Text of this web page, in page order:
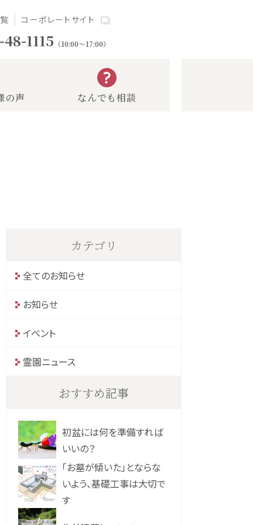
コーポレートサイト
1115 （10:00～17:00）
の声 なんでも相談
カテゴリ
全てのお知らせ
お知らせ
イベント
霊園ニュース
おすすめ記事
初盆には何を準備すれば
いいの？
「お墓が傾いた」とならな
いよう、基礎工事は大切で
す